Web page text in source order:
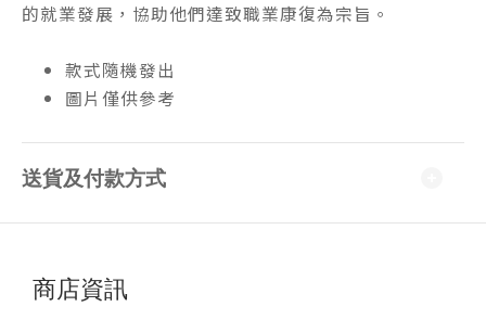
的就業發展，協助他們達致職業康復為宗旨。
款式隨機發出
圖片僅供參考
送貨及付款方式
商店資訊